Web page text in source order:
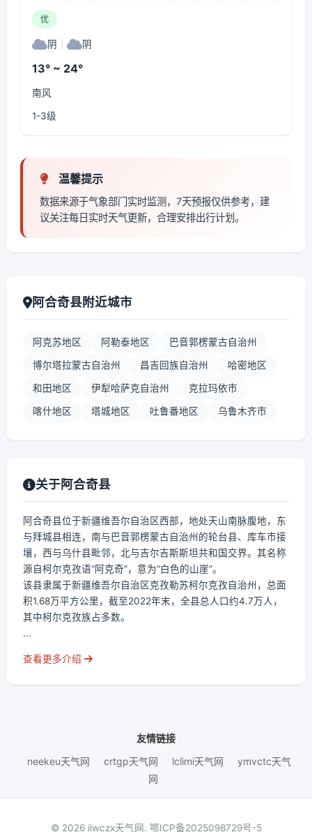
优
阴 阴
13° ~ 24°
南风
1-3级
温馨提示
数据来源于气象部门实时监测，7天预报仅供参考，建
议关注每日实时天气更新，合理安排出行计划。
阿合奇县附近城市
阿克苏地区 阿勒泰地区 巴音郭楞蒙古自治州
博尔塔拉蒙古自治州 昌吉回族自治州 哈密地区
和田地区 伊犁哈萨克自治州 克拉玛依市
喀什地区 塔城地区 吐鲁番地区 乌鲁木齐市
关于阿合奇县
阿合奇县位于新疆维吾尔自治区西部，地处天山南脉腹地，东
与拜城县相连，南与巴音郭楞蒙古自治州的轮台县、库车市接
壤，西与乌什县毗邻，北与吉尔吉斯斯坦共和国交界。其名称
源自柯尔克孜语“阿克奇”，意为“白色的山崖”。
该县隶属于新疆维吾尔自治区克孜勒苏柯尔克孜自治州，总面
积1.68万平方公里，截至2022年末，全县总人口约4.7万人，
其中柯尔克孜族占多数。
...
查看更多介绍
友情链接
neekeu天气网
crtgp天气网 lclimi天气网
ymvctc天气
网
© 2026 ilwczx天气网. 鄂ICP备2025098729号-5